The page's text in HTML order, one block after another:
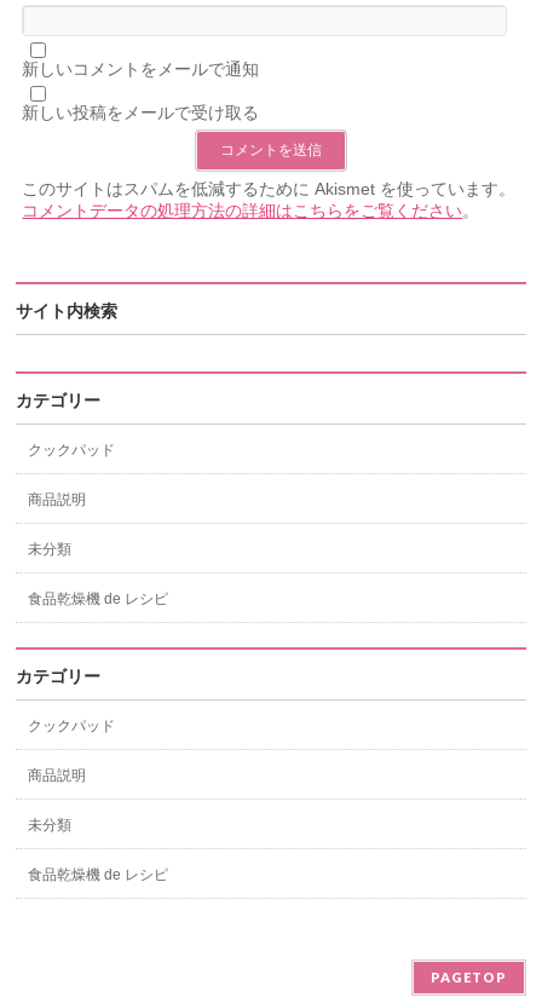
新しいコメントをメールで通知
新しい投稿をメールで受け取る
このサイトはスパムを低減するために Akismet を使っています。
コメントデータの処理方法の詳細はこちらをご覧ください。
サイト内検索
カテゴリー
クックパッド
商品説明
未分類
食品乾燥機 de レシピ
カテゴリー
クックパッド
商品説明
未分類
食品乾燥機 de レシピ
PAGETOP